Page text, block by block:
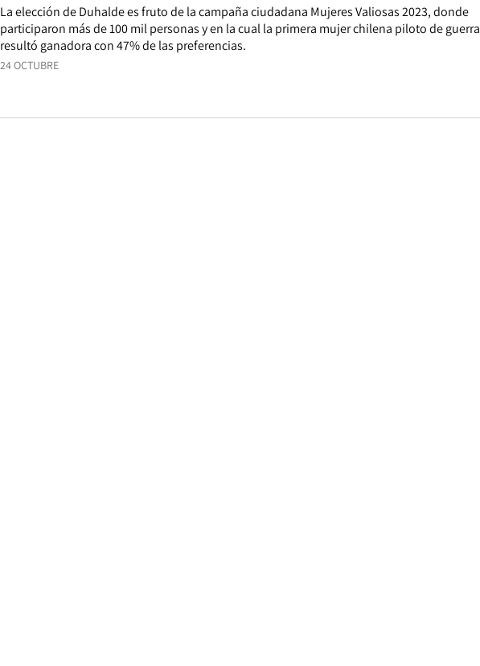
24 OCTUBRE
La elección de Duhalde es fruto de la campaña ciudadana Mujeres Valiosas 2023, donde
participaron más de 100 mil personas y en la cual la primera mujer chilena piloto de guerra
resultó ganadora con 47% de las preferencias.